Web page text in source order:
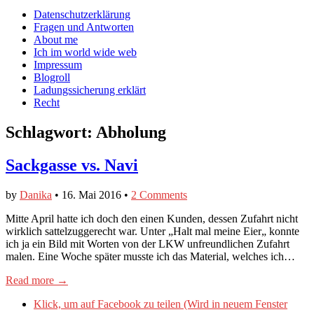
Facebook
anzeigen
Twitter
anzeigen
auf
Instagram
anzeigen
Main
menu
Skip
content
Datenschutzerklärung
Fragen und Antworten
About me
Ich im world wide web
Impressum
Blogroll
Ladungssicherung erklärt
Recht
Schlagwort: Abholung
Sackgasse vs. Navi
by Danika • 16. Mai 2016 • 2 Comments
Mitte April hatte ich doch den einen Kunden, dessen Zufahrt nicht
wirklich sattelzuggerecht war. Unter „Halt mal meine Eier„ konnte
ich ja ein Bild mit Worten von der LKW unfreundlichen Zufahrt
malen. Eine Woche später musste ich das Material, welches ich…
Read more →
Klick, um auf Facebook zu teilen (Wird in neuem Fenster